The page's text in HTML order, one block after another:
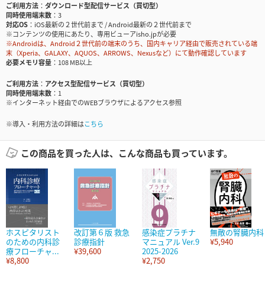
ご利用方法
ダウンロード型配信サービス（買切型）
同時使用端末数
3
対応OS
iOS最新の２世代前まで / Android最新の２世代前まで
※コンテンツの使用にあたり、専用ビューアisho.jpが必要
※Androidは、Android２世代前の端末のうち、国内キャリア経由で販売されている端
末（Xperia、GALAXY、AQUOS、ARROWS、Nexusなど）にて動作確認しています
必要メモリ容量
108 MB以上
ご利用方法
アクセス型配信サービス（買切型）
同時使用端末数
1
※インターネット経由でのWEBブラウザによるアクセス参照
※導入・利用方法の詳細はこちら
この商品を買った人は、こんな商品も買っています。
ホスピタリスト
のための内科診
療フローチャ...
¥8,800
改訂第６版 救急
診療指針
¥39,600
感染症プラチナ
マニュアル Ver.9
2025-2026
¥2,750
無敵の腎臓内科
¥5,940